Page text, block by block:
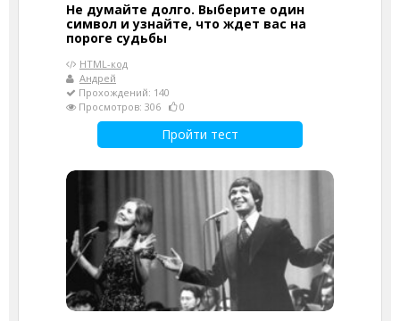
Не думайте долго. Выберите один
символ и узнайте, что ждет вас на
пороге судьбы
HTML-код
Андрей
Прохождений: 140
Просмотров: 306
0
Пройти тест